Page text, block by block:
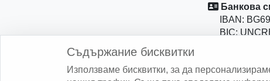
Банкова
IBAN:
BIC:
бул."Васил
Съдържание бисквитки
Използваме бисквитки, за да